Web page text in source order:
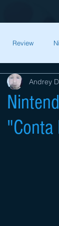
Review
Mega Man
Retro Final
Andrey